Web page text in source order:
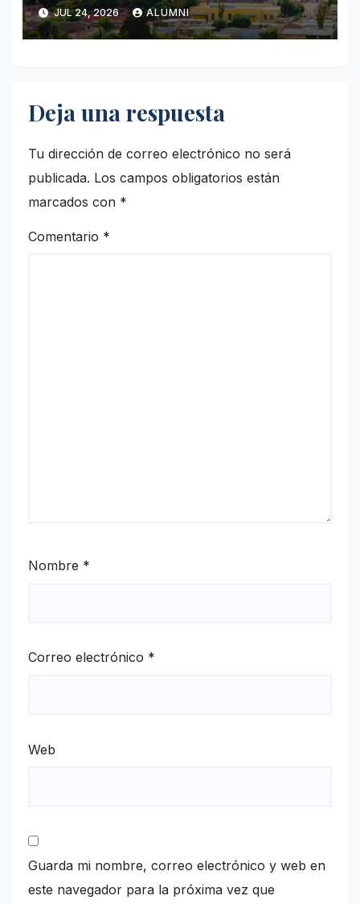
JUL 24, 2026 ALUMNI
Deja una respuesta
Tu dirección de correo electrónico no será
publicada. Los campos obligatorios están
marcados con *
Comentario *
Nombre *
Correo electrónico *
Web
Guarda mi nombre, correo electrónico y web en
este navegador para la próxima vez que